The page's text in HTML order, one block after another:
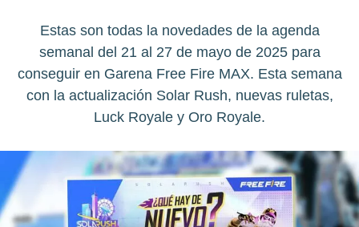
Estas son todas la novedades de la agenda
semanal del 21 al 27 de mayo de 2025 para
conseguir en Garena Free Fire MAX. Esta semana
con la actualización Solar Rush, nuevas ruletas,
Luck Royale y Oro Royale.